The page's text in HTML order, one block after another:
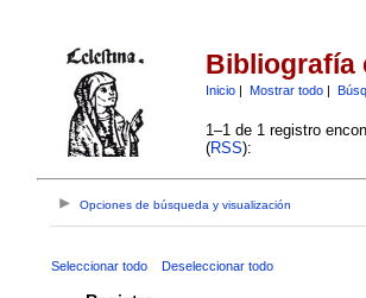
Bibliografía
Inicio| Mostrar todo|
1–1 de 1 registro
(RSS):
Opciones de búsqueda y visualización
Seleccionar todo Deseleccionar todo